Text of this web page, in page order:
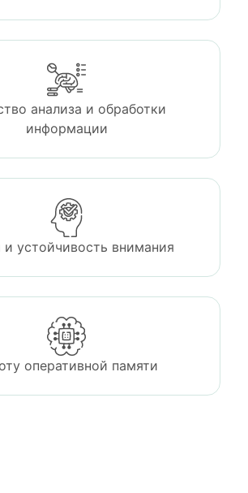
анализа и обработки
информации
устойчивость внимания
оперативной памяти